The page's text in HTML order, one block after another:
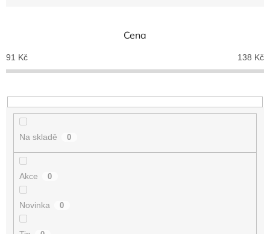
p
r
o
u
Cena
91 Kč 138 Kč
Na skladě 0
Akce 0
Novinka 0